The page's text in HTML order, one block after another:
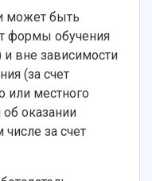
может быть
формы обучения
и вне зависимости
(за счет
или местного
оказании
числе за счет